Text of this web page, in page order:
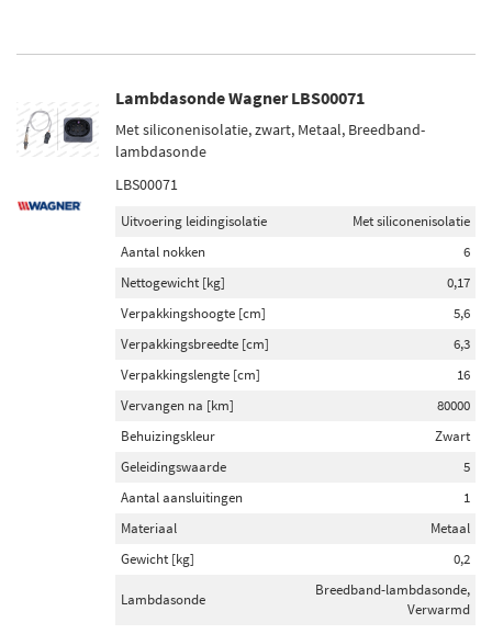
Lambdasonde Wagner LBS00071
Met siliconenisolatie, zwart, Metaal, Breedband-
lambdasonde
LBS00071
Uitvoering leidingisolatie
Met siliconenisolatie
Aantal nokken
6
Nettogewicht [kg]
0,17
Verpakkingshoogte [cm]
5,6
Verpakkingsbreedte [cm]
6,3
Verpakkingslengte [cm]
16
Vervangen na [km]
80000
Behuizingskleur
Zwart
Geleidingswaarde
5
Aantal aansluitingen
1
Materiaal
Metaal
Gewicht [kg]
0,2
Lambdasonde
Breedband-lambdasonde,
Verwarmd